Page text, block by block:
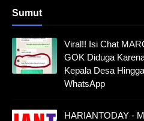
Sumut
Viral!! Isi Chat
GOK Diduga
Kepala Desa
WhatsApp
HARIANTODAY -